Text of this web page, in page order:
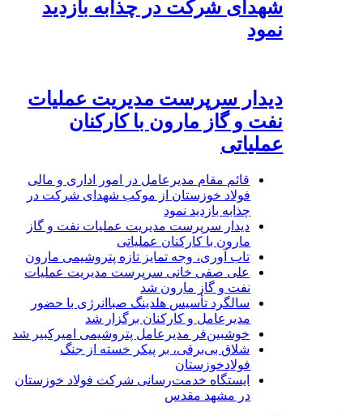
شهدای شرکت در چذابه بازدید
نمود
دیدار سرپرست مدیریت عملیات
نفت و گاز مارون با کارکنان
عملیاتی
قائم مقام مدیرعامل در امور اداری و مالی
فولاد خوزستان از موکب شهدای شرکت در
چذابه بازدید نمود
دیدار سرپرست مدیریت عملیات نفت و گاز
مارون با کارکنان عملیاتی
تاب آوری، وجه تمایز تازه پتروشیمی مارون
علی صفی خانی سرپرست مدیریت عملیات
نفت و گاز مارون شد
سالگرد تأسیس هلدینگ صباانرژی با حضور
مدیرعامل و کارکنان برگزار شد
خوشبین‌فر مدیرعامل پتروشیمی امیرکبیر شد
شلاق‌ بی‌برقی، بر پیکر خسته‌ از جنگ
فولادخوزستان
ایستگاه خدمت‌رسانی شرکت فولاد خوزستان
در مشهد مقدس